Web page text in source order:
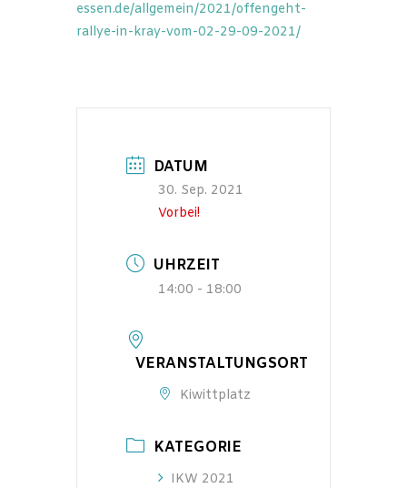
essen.de/allgemein/2021/offengeht-
rallye-in-kray-vom-02-29-09-2021/
DATUM
30. Sep. 2021
Vorbei!
UHRZEIT
14:00 - 18:00
VERANSTALTUNGSORT
Kiwittplatz
KATEGORIE
IKW 2021